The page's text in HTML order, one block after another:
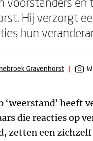
Hij verzorgt
hun
Gravenhorst |
‘weerstand’ heeft
die reacties op
zetten een